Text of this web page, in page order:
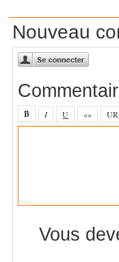
Nouveau
Vous